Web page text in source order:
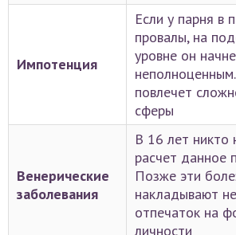
Импотенция
Если у парня в
провалы, на
уровне он
повлечет
сферы
Венерические
заболевания
В 16 лет никто
расчет данное
Позже эти
накладывают
отпечаток на
личности